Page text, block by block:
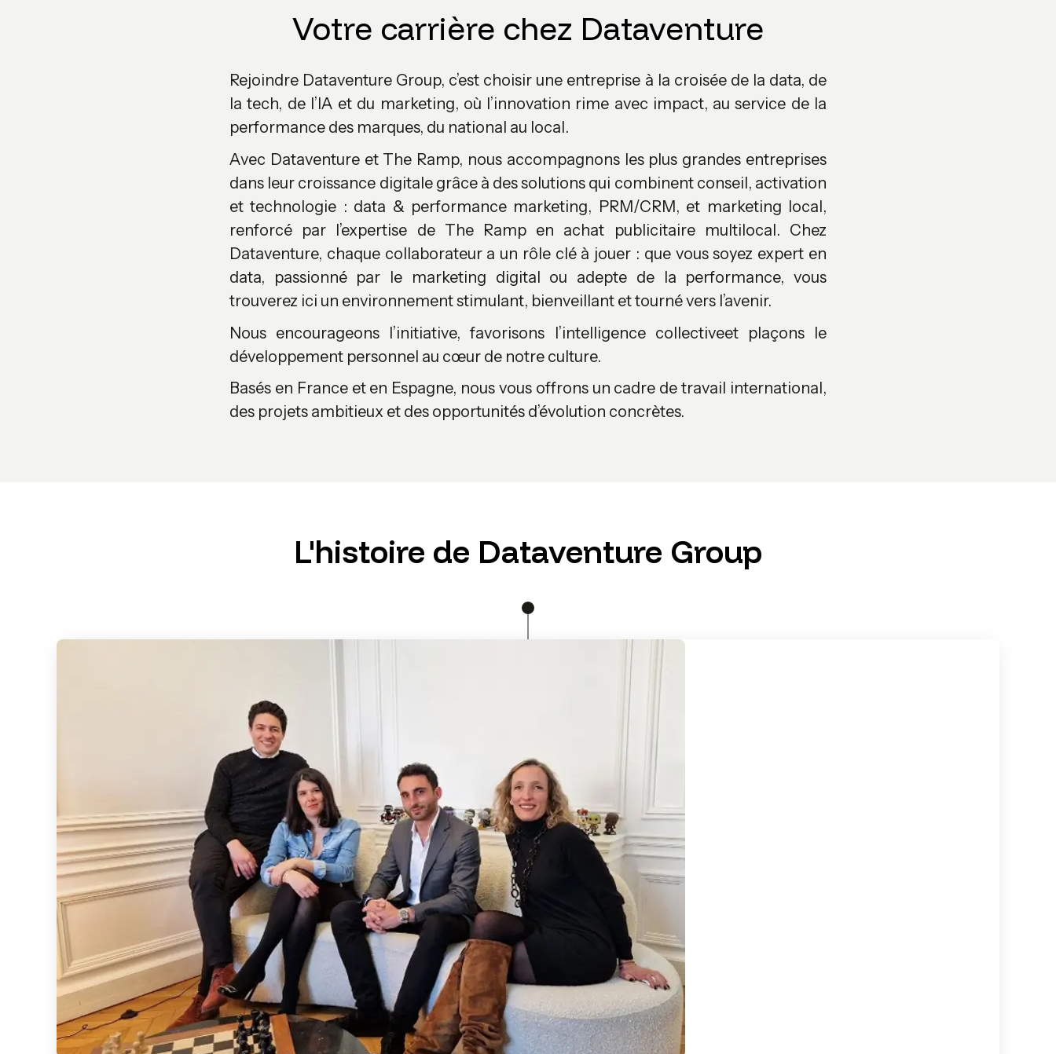
Votre carrière chez Dataventure
Rejoindre Dataventure Group, c’est choisir une entreprise à la croisée de la data, de
la tech, de l’IA et du marketing, où l’innovation rime avec impact, au service de la
performance des marques, du national au local.
Avec Dataventure et The Ramp, nous accompagnons les plus grandes entreprises
dans leur croissance digitale grâce à des solutions qui combinent conseil, activation
et technologie : data & performance marketing, PRM/CRM, et marketing local,
renforcé par l’expertise de The Ramp en achat publicitaire multilocal. Chez
Dataventure, chaque collaborateur a un rôle clé à jouer : que vous soyez expert en
data, passionné par le marketing digital ou adepte de la performance, vous
trouverez ici un environnement stimulant, bienveillant et tourné vers l’avenir.
Nous encourageons l’initiative, favorisons l’intelligence collectiveet plaçons le
développement personnel au cœur de notre culture.
Basés en France et en Espagne, nous vous offrons un cadre de travail international,
des projets ambitieux et des opportunités d’évolution concrètes.
L'histoire de Dataventure Group